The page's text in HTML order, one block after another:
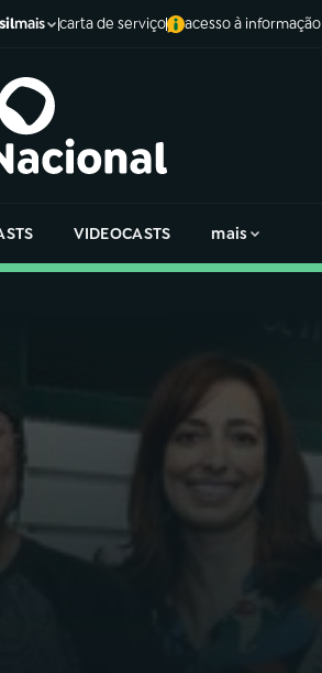
mais carta de serviço acesso à informação
VIDEOCASTS mais